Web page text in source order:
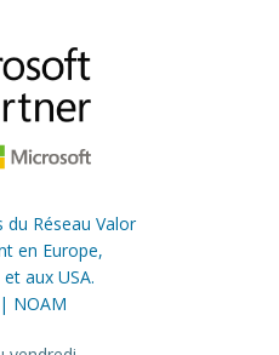
Réseau Valor
en Europe,
aux USA.
NOAM